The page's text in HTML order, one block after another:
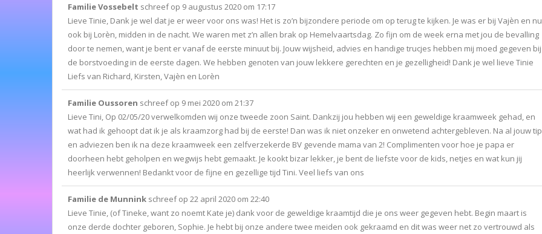
Familie Vossebelt schreef op 9 augustus 2020 om 17:17
Lieve Tinie, Dank je wel dat je er weer voor ons was! Het is zo’n bijzondere periode om op terug te kijken. Je was er bij Vajèn en nu
ook bij Lorèn, midden in de nacht. We waren met z’n allen brak op Hemelvaartsdag. Zo fijn om de week erna met jou de bevalling
door te nemen, want je bent er vanaf de eerste minuut bij. Jouw wijsheid, advies en handige trucjes hebben mij moed gegeven bij
de borstvoeding in de eerste dagen. We hebben genoten van jouw lekkere gerechten en je gezelligheid! Dank je wel lieve Tinie
Liefs van Richard, Kirsten, Vajèn en Lorèn
Familie Oussoren schreef op 9 mei 2020 om 21:37
Lieve Tini, Op 02/05/20 verwelkomden wij onze tweede zoon Saint. Dankzij jou hebben wij een geweldige kraamweek gehad, en
wat had ik gehoopt dat ik je als kraamzorg had bij de eerste! Dan was ik niet onzeker en onwetend achtergebleven. Na al jouw
en adviezen ben ik na deze kraamweek een zelfverzekerde BV gevende mama van 2! Complimenten voor hoe je papa er
doorheen hebt geholpen en wegwijs hebt gemaakt. Je kookt bizar lekker, je bent de liefste voor de kids, netjes en wat kun jij
heerlijk verwennen! Bedankt voor de fijne en gezellige tijd Tini. Veel liefs van ons
Familie de Munnink schreef op 22 april 2020 om 22:40
Lieve Tinie, (of Tineke, want zo noemt Kate je) dank voor de geweldige kraamtijd die je ons weer gegeven hebt. Begin maart is
onze derde dochter geboren, Sophie. Je hebt bij onze andere twee meiden ook gekraamd en dit was weer net zo vertrouwd als